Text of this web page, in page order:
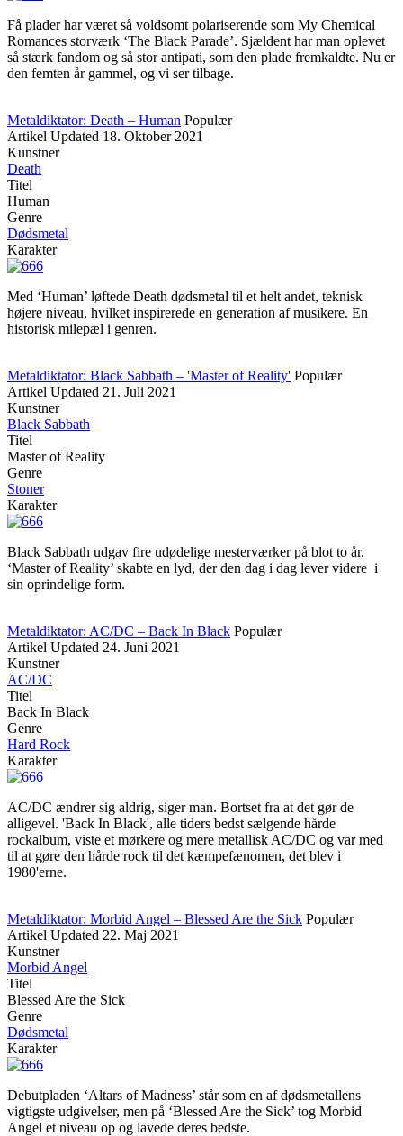
Få plader har været så voldsomt polariserende som My Chemical
Romances storværk ‘The Black Parade’. Sjældent har man oplevet
så stærk fandom og så stor antipati, som den plade fremkaldte. Nu er
den femten år gammel, og vi ser tilbage.
Metaldiktator: Death – Human Populær
Artikel Updated 18. Oktober 2021
Kunstner
Death
Titel
Human
Genre
Dødsmetal
Karakter
Med ‘Human’ løftede Death dødsmetal til et helt andet, teknisk
højere niveau, hvilket inspirerede en generation af musikere. En
historisk milepæl i genren.
Metaldiktator: Black Sabbath – 'Master of Reality' Populær
Artikel Updated 21. Juli 2021
Kunstner
Black Sabbath
Titel
Master of Reality
Genre
Stoner
Karakter
Black Sabbath udgav fire udødelige mesterværker på blot to år.
‘Master of Reality’ skabte en lyd, der den dag i dag lever videre i
sin oprindelige form.
Metaldiktator: AC/DC – Back In Black Populær
Artikel Updated 24. Juni 2021
Kunstner
AC/DC
Titel
Back In Black
Genre
Hard Rock
Karakter
AC/DC ændrer sig aldrig, siger man. Bortset fra at det gør de
alligevel. 'Back In Black', alle tiders bedst sælgende hårde
rockalbum, viste et mørkere og mere metallisk AC/DC og var med
til at gøre den hårde rock til det kæmpefænomen, det blev i
1980'erne.
Metaldiktator: Morbid Angel – Blessed Are the Sick Populær
Artikel Updated 22. Maj 2021
Kunstner
Morbid Angel
Titel
Blessed Are the Sick
Genre
Dødsmetal
Karakter
Debutpladen ‘Altars of Madness’ står som en af dødsmetallens
vigtigste udgivelser, men på ‘Blessed Are the Sick’ tog Morbid
Angel et niveau op og lavede deres bedste.